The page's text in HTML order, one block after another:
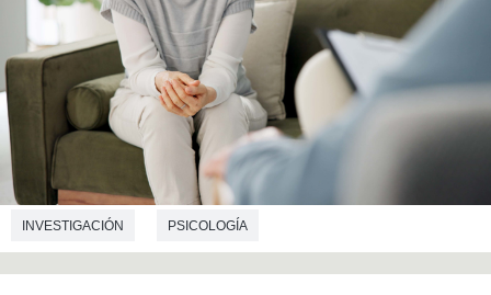
INVESTIGACIÓN PSICOLOGÍA